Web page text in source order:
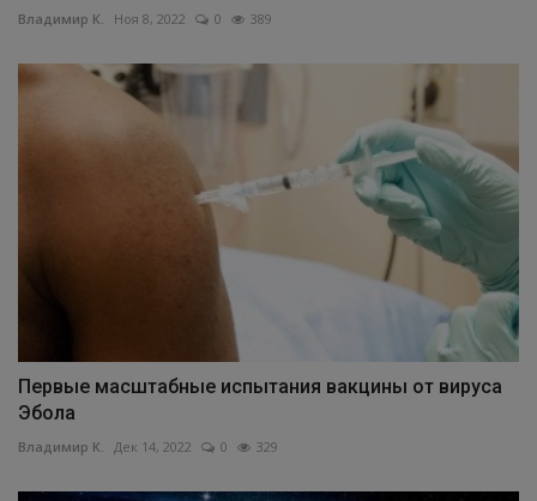
Владимир К. Ноя 8, 2022 0 389
Первые масштабные испытания вакцины от вируса
Эбола
Владимир К. Дек 14, 2022 0 329